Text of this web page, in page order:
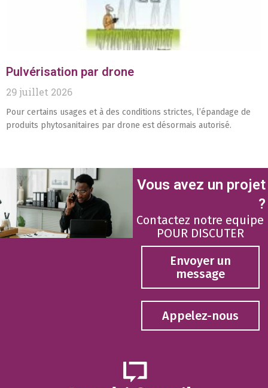
Pulvérisation par drone
29 juillet 2026
Pour certains usages et à des conditions strictes, l’épandage de
produits phytosanitaires par drone est désormais autorisé.
Vous avez un projet
?
Contactez notre equipe
POUR DISCUTER
Envoyer un
message
Appelez-nous